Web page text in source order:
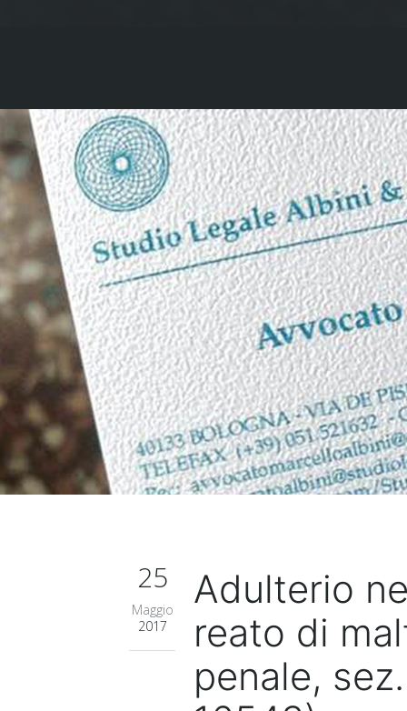
25
Maggio
2017
Adulterio
reato di
penale,